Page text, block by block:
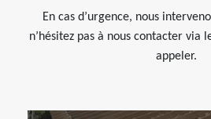
En cas d’urgence, nous
n’hésitez pas à nous contacter via
appeler.